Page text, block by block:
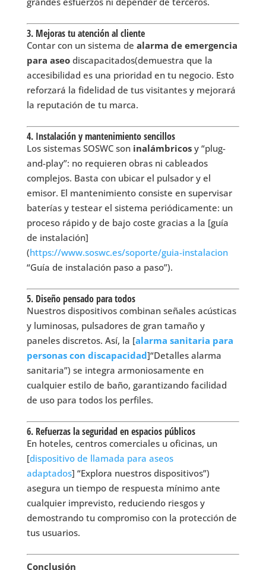
3. Mejoras tu atención al cliente
Contar con un sistema de alarma de emergencia
para aseodiscapacitados(demuestra que la
accesibilidad es una prioridad en tu negocio. Esto
reforzará la fidelidad de tus visitantes y mejorará
la reputación de tu marca.
4. Instalación y mantenimiento sencillos
Los sistemas SOSWC son inalámbricosy “plug-
and-play”: no requieren obras ni cableados
complejos. Basta con ubicar el pulsador y el
emisor. El mantenimiento consiste en supervisar
baterías y testear el sistema periódicamente: un
proceso rápido y de bajo coste gracias a la [guía
de instalación]
(https://www.soswc.es/soporte/guia-instalacion
“Guía de instalación paso a paso”).
5. Diseño pensado para todos
Nuestros dispositivos combinan señales acústicas
y luminosas, pulsadores de gran tamaño y
paneles discretos. Así, la [alarma sanitaria para
personas con discapacidad]“Detalles alarma
sanitaria”) se integra armoniosamente en
cualquier estilo de baño, garantizando facilidad
de uso para todos los perfiles.
6. Refuerzas la seguridad en espacios públicos
En hoteles, centros comerciales u oficinas, un
[dispositivo de llamada para aseos
adaptados] “Explora nuestros dispositivos”)
asegura un tiempo de respuesta mínimo ante
cualquier imprevisto, reduciendo riesgos y
demostrando tu compromiso con la protección de
tus usuarios.
Conclusión